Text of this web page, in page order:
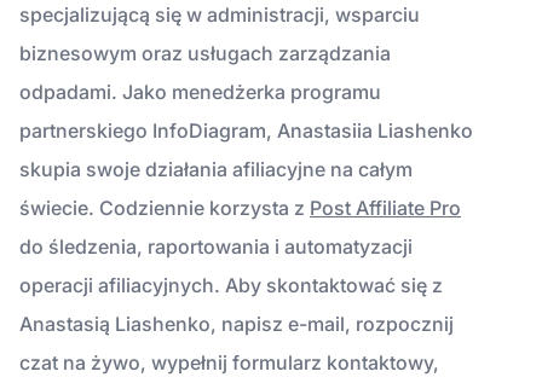
specjalizującą się w administracji, wsparciu
biznesowym oraz usługach zarządzania
odpadami. Jako menedżerka programu
partnerskiego InfoDiagram, Anastasiia Liashenko
skupia swoje działania afiliacyjne na całym
świecie. Codziennie korzysta z Post Affiliate Pro
do śledzenia, raportowania i automatyzacji
operacji afiliacyjnych. Aby skontaktować się z
Anastasią Liashenko, napisz e-mail, rozpocznij
czat na żywo, wypełnij formularz kontaktowy,